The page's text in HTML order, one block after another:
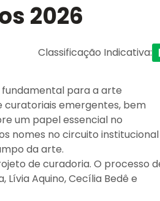
2026
Classificação Indicativa:
fundamental para a arte
curatoriais emergentes, bem
um papel essencial no
nomes no circuito
da arte.
de curadoria. O processo
Aquino, Cecília Bedê e